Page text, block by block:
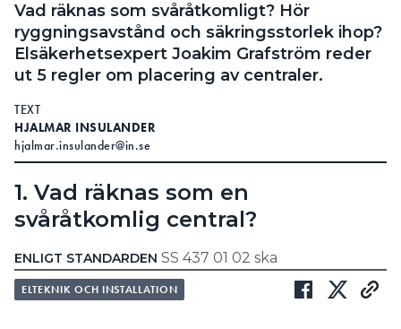
Vad räknas som svåråtkomligt? Hör
ryggningsavstånd och säkringsstorlek ihop?
Elsäkerhetsexpert Joakim Grafström reder
ut 5 regler om placering av centraler.
TEXT
HJALMAR INSULANDER
hjalmar.insulander@in.se
1. Vad räknas som en
svåråtkomlig central?
ENLIGT STANDARDEN SS 437 01 02 ska
kopplingsutrustning, vilket är samlingsnamn för
olika slags elcentraler, vara möjliga att betjäna. Men
ELTEKNIK OCH INSTALLATION